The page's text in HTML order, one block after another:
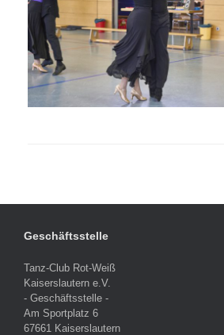
Geschäftsstelle
Tanz-Club Rot-Weiß
Kaiserslautern e.V.
- Geschäftsstelle -
Am Sportplatz 6
67661 Kaiserslautern